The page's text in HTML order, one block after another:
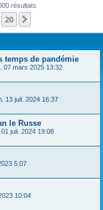
résultats
20
temps de pandémie
07 mars 2025 13:32
13 juil. 2024 16:37
le Russe
01 juil. 2024 19:08
5:07
10:04